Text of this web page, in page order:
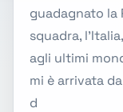
guadagnato la
squadra,
agli ultimi
mi è arrivata
d